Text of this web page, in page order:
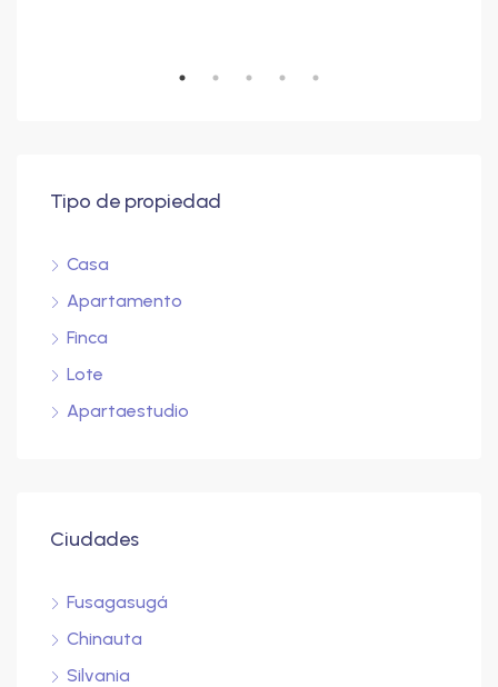
Tipo de propiedad
Casa
Apartamento
Finca
Lote
Apartaestudio
Ciudades
Fusagasugá
Chinauta
Silvania